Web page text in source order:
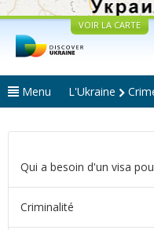
VOIR LA CARTE
Menu L'Ukraine
Qui a besoin d'un visa
Criminalité